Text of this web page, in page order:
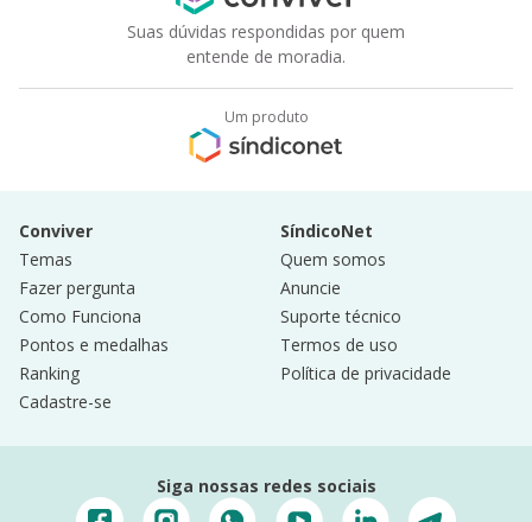
Suas dúvidas respondidas por quem
entende de moradia.
Um produto
Conviver
Temas
Fazer pergunta
Como Funciona
Pontos e medalhas
Ranking
Cadastre-se
SíndicoNet
Quem somos
Anuncie
Suporte técnico
Termos de uso
Política de privacidade
Siga nossas redes sociais